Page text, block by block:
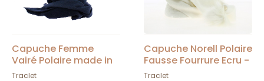
Capuche Femme
Vairé Polaire made in
France - Traclet
Traclet
Capuche Norell Polaire
Fausse Fourrure Ecru -
Traclet
Traclet